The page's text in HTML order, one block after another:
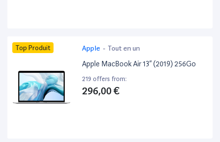
Top Produit Apple - Tout en un
Apple MacBook Air 13” (2019) 256Go
219 offers from:
296,00 €